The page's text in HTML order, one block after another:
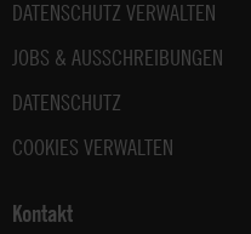
DATENSCHUTZ VERWALTEN
JOBS & AUSSCHREIBUNGEN
DATENSCHUTZ
COOKIES VERWALTEN
Kontakt